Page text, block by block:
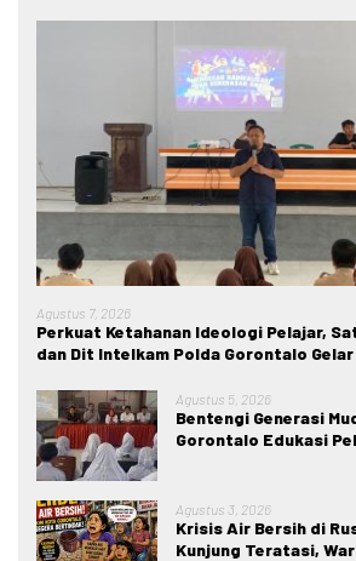
Agustus 7, 2026
Perkuat Ketahanan Ideologi Pelajar,
dan Dit Intelkam Polda Gorontalo
Agustus 5, 2026
Bentengi Generasi
Gorontalo Edukasi
Agustus 3, 2026
Krisis Air Bersih di
Kunjung Teratasi,